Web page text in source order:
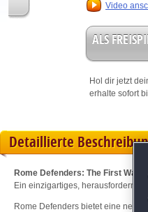
Video
ALS
Hol dir jetzt
erhalte sofort
Detaillierte
Rome Defenders: The First Wave
Ein einzigartiges,
Rome Defenders bietet eine neue